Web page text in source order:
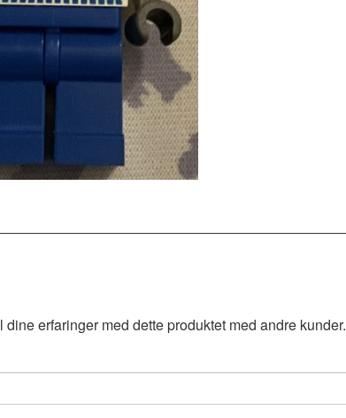
erfaringer med dette produktet med andre kunder.